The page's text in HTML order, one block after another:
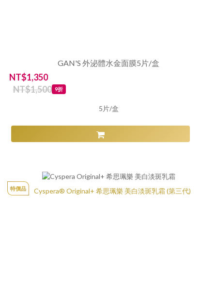
GAN'S 外泌體水金面膜5片/盒
NT$1,350
NT$1,500 9折
5片/盒
特價品